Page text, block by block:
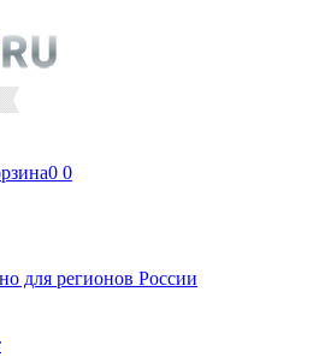
0 0
для регионов России